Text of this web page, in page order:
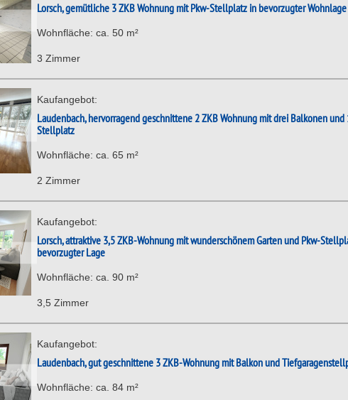
Lorsch, gemütliche 3 ZKB Wohnung mit Pkw-Stellplatz in bevorzugter Wohnlage
Wohnfläche: ca. 50 m²
3 Zimmer
Kaufangebot:
Laudenbach, hervorragend geschnittene 2 ZKB Wohnung mit drei Balkonen und
Stellplatz
Wohnfläche: ca. 65 m²
2 Zimmer
Kaufangebot:
Lorsch, attraktive 3,5 ZKB-Wohnung mit wunderschönem Garten und Pkw-
bevorzugter Lage
Wohnfläche: ca. 90 m²
3,5 Zimmer
Kaufangebot:
Laudenbach, gut geschnittene 3 ZKB-Wohnung mit Balkon und
Wohnfläche: ca. 84 m²